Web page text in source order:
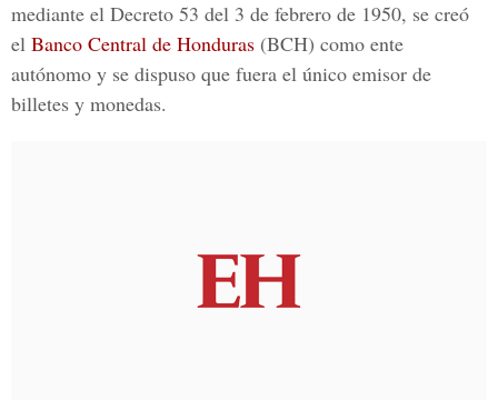
mediante el Decreto 53 del 3 de febrero de 1950, se creó
el Banco Central de Honduras (BCH) como ente
autónomo y se dispuso que fuera el único emisor de
billetes y monedas.